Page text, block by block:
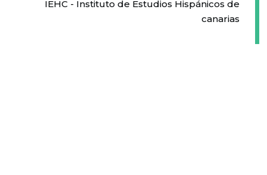
IEHC - Instituto de Estudios Hispánicos de
canarias